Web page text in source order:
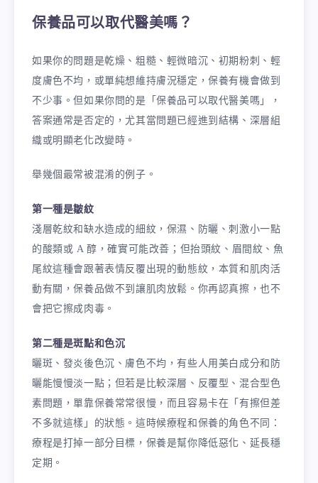
保養品可以取代醫美嗎？
如果你的問題是乾燥、粗糙、輕微暗沉、初期粉刺、輕
度膚色不均，或單純想維持膚況穩定，保養有機會做到
不少事。但如果你問的是「保養品可以取代醫美嗎」，
答案通常是否定的，尤其當問題已經進到結構、深層組
織或明顯老化改變時。
舉幾個最常被混淆的例子。
第一種是皺紋
淺層乾紋和缺水造成的細紋，保濕、防曬、刺激小一點
的酸類或 A 醇，確實可能改善；但抬頭紋、眉間紋、魚
尾紋這種會跟著表情反覆出現的動態紋，本質和肌肉活
動有關，保養品做不到讓肌肉放鬆。你再認真擦，也不
會把它擦成肉毒。
第二種是斑點和色沉
曬斑、發炎後色沉、膚色不均，有些人用美白成分和防
曬能慢慢淡一點；但若是比較深層、反覆型、混合型色
素問題，單靠保養常常很慢，而且容易卡在「有擦但差
不多就這樣」的狀態。這時候療程和保養的角色不同：
療程是打掉一部分目標，保養是幫你降低惡化、延長穩
定期。